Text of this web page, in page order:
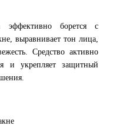
эффективно борется с
выравнивает тон лица,
Средство активно
и укрепляет защитный